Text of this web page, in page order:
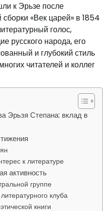
к Эрьзе после
сборки «Век царей» в 1854
голос,
русского народа, его
и глубокий стиль
читателей и коллег
Эрьзя Степана: вклад в
к литературе
активность
группе
клуба
книги